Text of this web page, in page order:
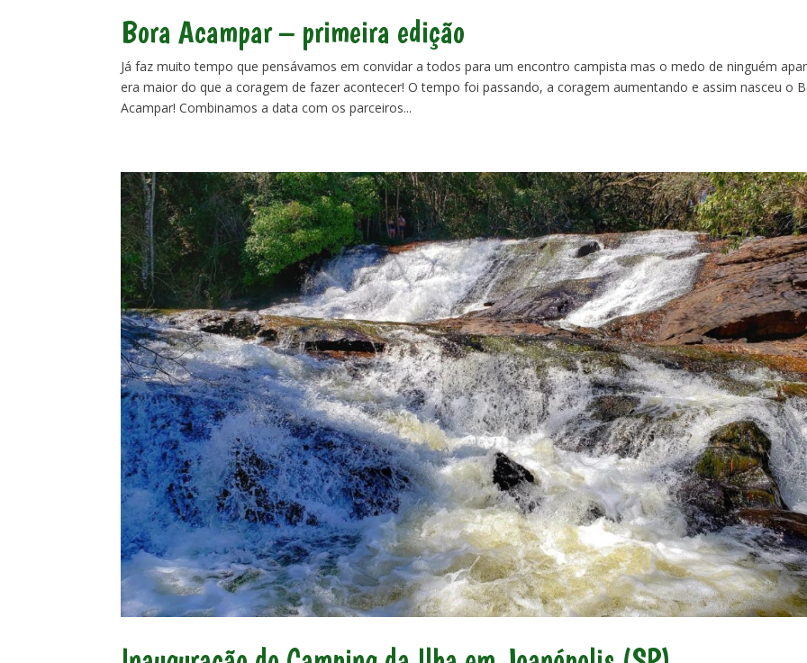
Bora Acampar – primeira edição
Já faz muito tempo que pensávamos em convidar a todos para um encontro campista mas o medo de ninguém
era maior do que a coragem de fazer acontecer! O tempo foi passando, a coragem aumentando e assim nasceu o
Acampar! Combinamos a data com os parceiros...